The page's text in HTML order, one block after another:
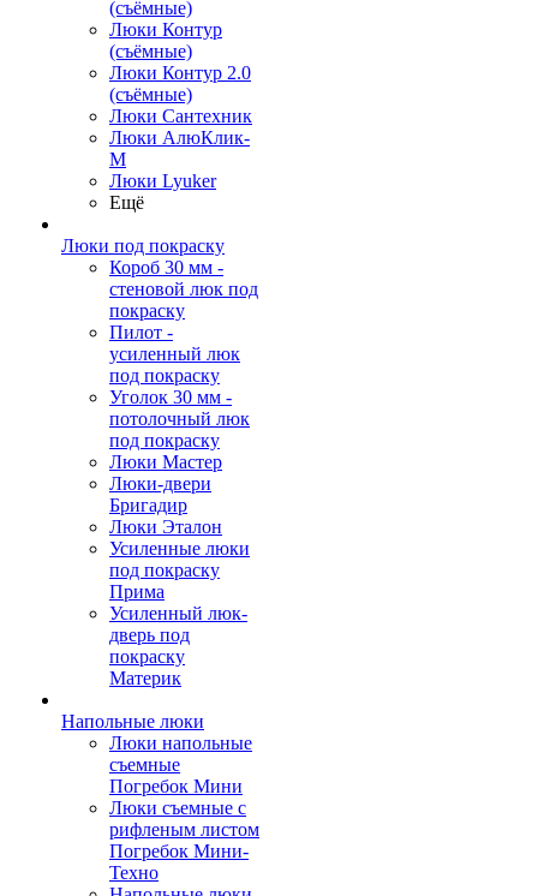
(съёмные)
Люки Контур
(съёмные)
Люки Контур 2.0
(съёмные)
Люки Сантехник
Люки АлюКлик-
М
Люки Lyuker
Ещё
Люки под покраску
Короб 30 мм -
стеновой люк под
покраску
Пилот -
усиленный люк
под покраску
Уголок 30 мм -
потолочный люк
под покраску
Люки Мастер
Люки-двери
Бригадир
Люки Эталон
Усиленные люки
под покраску
Прима
Усиленный люк-
дверь под
покраску
Материк
Напольные люки
Люки напольные
съемные
Погребок Мини
Люки съемные с
рифленым листом
Погребок Мини-
Техно